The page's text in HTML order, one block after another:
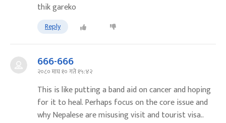
thik gareko
Reply
666-666
२०८० माघ १० गते १५:४२
This is like putting a band aid on cancer and hoping
for it to heal. Perhaps focus on the core issue and
why Nepalese are misusing visit and tourist visa..